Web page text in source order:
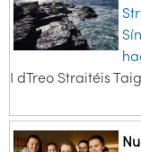
I dTreo Straitéis